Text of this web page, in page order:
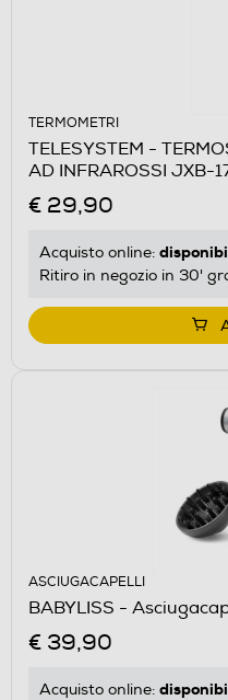
TERMOMETRI
TELESYSTEM -
AD INFRAROSSI JXB-
€ 29,90
Acquisto online:
Ritiro in negozio in 30'
ASCIUGACAPELLI
BABYLISS -
€ 39,90
Acquisto online: